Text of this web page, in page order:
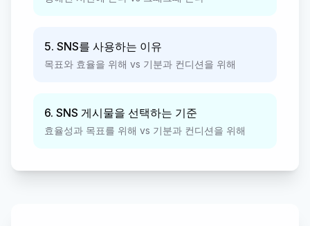
5. SNS를 사용하는 이유
목표와 효율을 위해 vs 기분과 컨디션을 위해
6. SNS 게시물을 선택하는 기준
효율성과 목표를 위해 vs 기분과 컨디션을 위해